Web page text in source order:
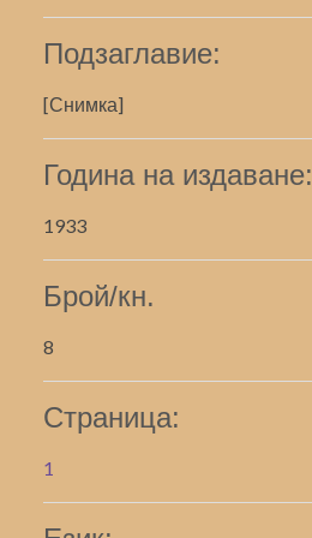
Подзаглавие:
[Снимка]
Година на издаване:
1933
Брой/кн.
8
Страница:
1